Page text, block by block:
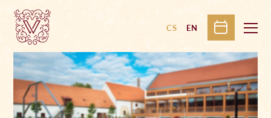
CS EN